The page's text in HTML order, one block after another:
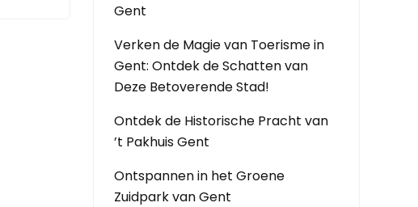
Gent
Verken de Magie van Toerisme in
Gent: Ontdek de Schatten van
Deze Betoverende Stad!
Ontdek de Historische Pracht van
’t Pakhuis Gent
Ontspannen in het Groene
Zuidpark van Gent